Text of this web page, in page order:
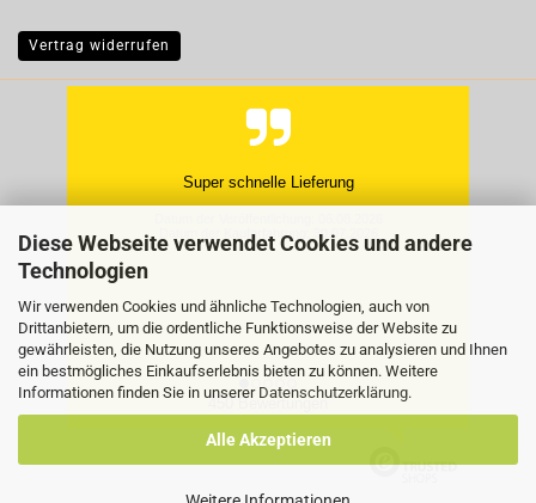
Diese Webseite verwendet Cookies und andere
Technologien
Wir verwenden Cookies und ähnliche Technologien, auch von
Drittanbietern, um die ordentliche Funktionsweise der Website zu
gewährleisten, die Nutzung unseres Angebotes zu analysieren und Ihnen
ein bestmögliches Einkaufserlebnis bieten zu können. Weitere
Informationen finden Sie in unserer Datenschutzerklärung.
Alle Akzeptieren
Vertrag widerrufen
Hat super geklappt, gern wieder.
Datum der Kauferfahrung: 20.07.2026
450 Bewertungen